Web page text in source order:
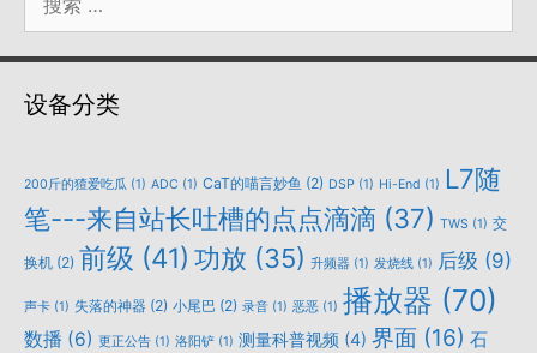
索：
设备分类
200斤的猹爱吃瓜 (1) ADC (1) CaT的喵言妙鱼 (2) DSP (1) Hi-End (1) L7随
笔---来自站长吐槽的点点滴滴 (37) TWS (1) 交
换机 (2) 前级 (41) 功放 (35) 升频器 (1) 发烧线 (1) 后级 (9)
声卡 (1) 失落的神器 (2) 小尾巴 (2) 录音 (1) 恶恶 (1) 播放器 (70)
数播 (6) 更正公告 (1) 洛阳铲 (1) 测量科普视频 (4) 界面 (16) 石